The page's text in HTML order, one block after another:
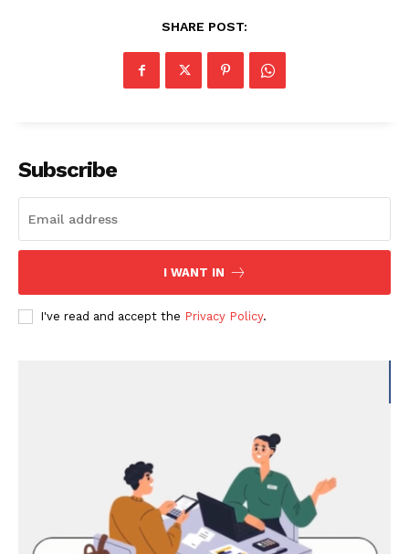
SHARE POST:
Subscribe
I WANT IN
I've read and accept the Privacy Policy.